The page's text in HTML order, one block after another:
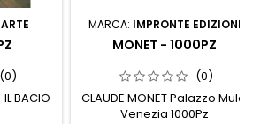
(0)
BACIO
MARCA: IMPRONTE EDIZIONI
MONET - 1000PZ
(0)
CLAUDE MONET Palazzo Mula,
Venezia 1000Pz